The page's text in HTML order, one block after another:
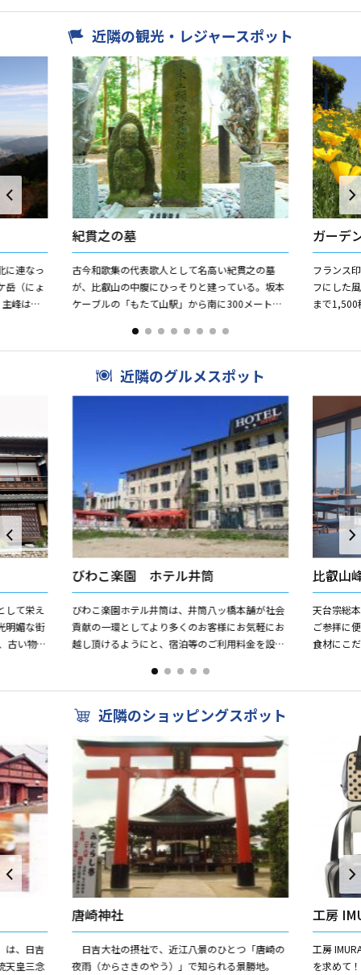
近隣の観光・レジャースポット
に連なっ
岳（にょ
峰は標
紀貫之の墓
古今和歌集の代表歌人として名高い紀貫之の墓
が、比叡山の中腹にひっそりと建っている。坂本
ケーブルの「もたて山駅」から南に300メートル
ガーデ
フランス
フにした
まで1,500
近隣のグルメスポット
して栄え
明媚な街
古い物で
びわこ楽園 ホテル井筒
びわこ楽園ホテル井筒は、井筒八ッ橋本舗が社会
貢献の一環としてより多くのお客様にお気軽にお
越し頂けるようにと、宿泊等のご利用料金を設定
ーツクラブの合宿などにも...
比叡山
天台宗総
ご参拝に
食材にこ
近隣のショッピングスポット
は、日吉
天皇三念
唐崎神社
日吉大社の摂社で、近江八景のひとつ「唐崎の
夜雨（からさきのやう）」で知られる景勝地。
工房
工房
を求めて